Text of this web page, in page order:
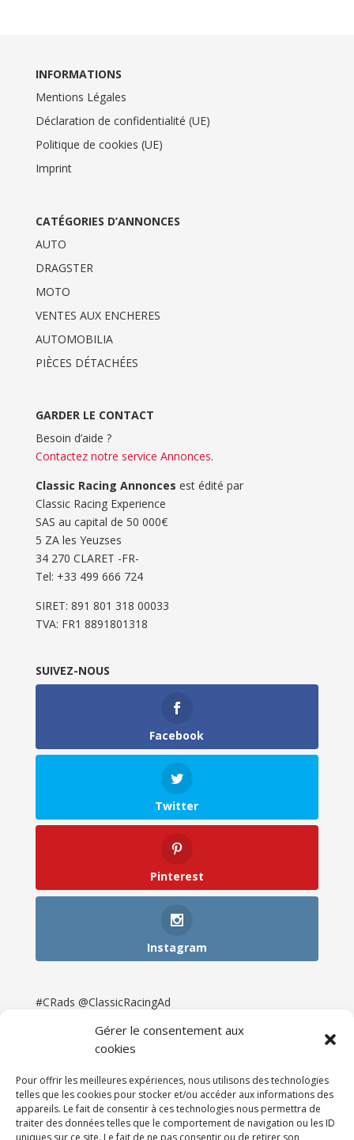
Gérer le consentement aux
cookies
Pour offrir les meilleures expériences, nous utilisons des technologies
telles que les cookies pour stocker et/ou accéder aux informations des
appareils. Le fait de consentir à ces technologies nous permettra de
traiter des données telles que le comportement de navigation ou les ID
uniques sur ce site. Le fait de ne pas consentir ou de retirer son
INFORMATIONS
Mentions Légales
Déclaration de confidentialité (UE)
Politique de cookies (UE)
Imprint
CATÉGORIES D’ANNONCES
AUTO
DRAGSTER
MOTO
VENTES AUX ENCHERES
AUTOMOBILIA
PIÈCES DÉTACHÉES
GARDER LE CONTACT
Besoin d’aide ?
Contactez notre service Annonces.
Classic Racing Annonces est édité par
Classic Racing Experience
SAS au capital de 50 000€
5 ZA les Yeuzses
34 270 CLARET -FR-
Tel: ‭+33 499 666 724‬
SIRET: 891 801 318 00033
TVA: FR1 8891801318
SUIVEZ-NOUS
Facebook
Twitter
Pinterest
Instagram
#CRads @ClassicRacingAd